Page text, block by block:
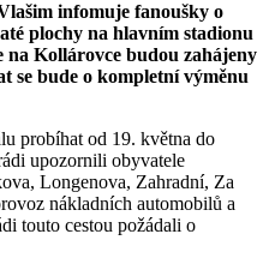
infomuje fanoušky o
plochy na hlavním stadionu
Kollárovce budou zahájeny
se bude o kompletní výměnu
probíhat od 19. května do
upozornili obyvatele
Longenova, Zahradní, Za
nákladních automobilů a
touto cestou požádali o